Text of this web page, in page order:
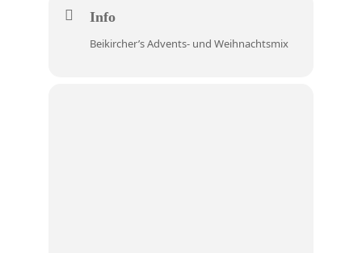
Info
Beikircher’s Advents- und Weihnachtsmix